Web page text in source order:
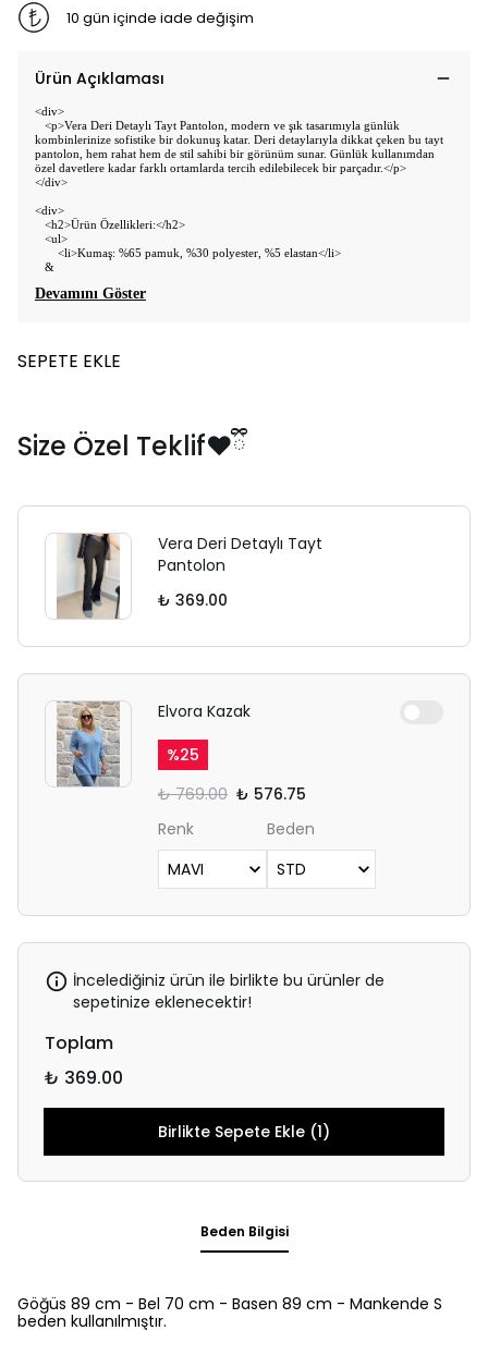
10 gün içinde iade değişim
Ürün Açıklaması
<div>
<p>Vera Deri Detaylı Tayt Pantolon, modern ve şık tasarımıyla günlük
kombinlerinize sofistike bir dokunuş katar. Deri detaylarıyla dikkat çeken bu tayt
pantolon, hem rahat hem de stil sahibi bir görünüm sunar. Günlük kullanımdan
özel davetlere kadar farklı ortamlarda tercih edilebilecek bir parçadır.</p>
</div>
<div>
<h2>Ürün Özellikleri:</h2>
<ul>
<li>Kumaş: %65 pamuk, %30 polyester, %5 elastan</li>
&
Devamını Göster
SEPETE EKLE
Size Özel Teklif❤️ྀི
Vera Deri Detaylı Tayt
Pantolon
₺ 369.00
Elvora Kazak
%25
₺ 769.00 ₺ 576.75
Renk
Beden
İncelediğiniz ürün ile birlikte bu ürünler de
sepetinize eklenecektir!
Toplam
₺ 369.00
Birlikte Sepete Ekle (1)
Beden Bilgisi
Göğüs 89 cm - Bel 70 cm - Basen 89 cm - Mankende S
beden kullanılmıştır.